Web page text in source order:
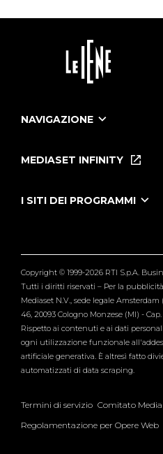
NAVIGAZIONE
Le Iene Presentano Inside
Tutti i servizi
MEDIASET INFINITY
I SITI DEI PROGRAMMI
Verissimo
Copyright © 1999-2026 RTI S.p.A.
Tutti i diritti riservati – Per la pubblicità
Mediaset N.V., sede legale
46, 20093 Cologno Monzese (MI) -
Rispetto ai contenuti e ai dati
ogni utilizzazione funzionale
artificiale generativa. È altresì fatto
automatizzati di data scraping.
Termini di servizio Comitato
Regolamentazione per Opere Web